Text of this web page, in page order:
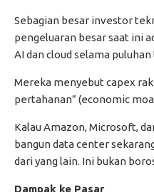
Sebagian besar investor
pengeluaran besar saat ini
AI dan cloud selama
Mereka menyebut capex
pertahanan” (economic
Kalau Amazon, Microsoft,
bangun data center
dari yang lain. Ini bukan
Dampak ke Pasar